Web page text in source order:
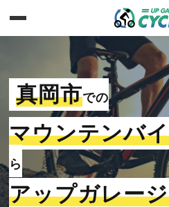
真岡市での
マウンテンバ
ら
アップガレー